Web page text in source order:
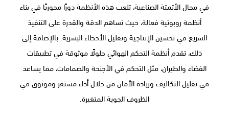
في مجال الأتمتة الصناعية، تلعب هذه الأنظمة دورًا محوريًا في بناء
أنظمة روبوتية فعالة، حيث تساهم الدقة والقدرة على التنفيذ
السريع في تحسين الإنتاجية وتقليل الأخطاء البشرية. بالإضافة إلى
ذلك، تقدم أنظمة التحكم الهوائي حلولًا موثوقة في تطبيقات
الفضاء والطيران، مثل التحكم في الأجنحة والصمامات، مما يساعد
في تقليل التكاليف وزيادة الأمان من خلال أداء مستقر وموثوق في
الظروف الجوية المتغيرة.